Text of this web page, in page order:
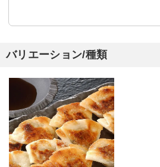
バリエーション/種類